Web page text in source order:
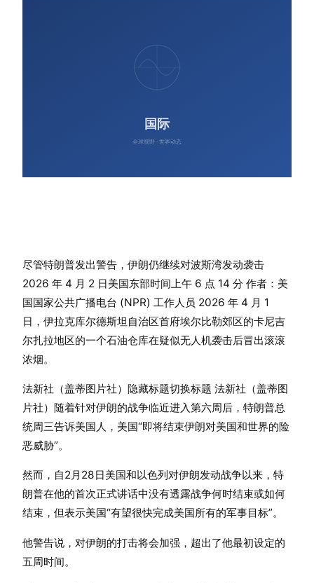
尽管特朗普发出警告，伊朗仍继续对波斯湾发动袭击
2026 年 4 月 2 日美国东部时间上午 6 点 14 分 作者：美
国国家公共广播电台 (NPR) 工作人员 2026 年 4 月 1
日，伊拉克库尔德斯坦自治区首府埃尔比勒郊区的卡尼吉
尔扎拉地区的一个石油仓库在疑似无人机袭击后冒出滚滚
浓烟。
法新社（盖蒂图片社）隐藏标题切换标题 法新社（盖蒂图
片社）随着针对伊朗的战争临近进入第六周后，特朗普总
统周三告诉美国人，美国“即将结束伊朗对美国和世界的险
恶威胁”。
然而，自2月28日美国和以色列对伊朗发动战争以来，特
朗普在他的首次正式讲话中没有透露战争何时结束或如何
结束，但表示美国“有望很快完成美国所有的军事目标”。
他警告说，对伊朗的打击将会加强，超出了他最初设定的
五周时间。